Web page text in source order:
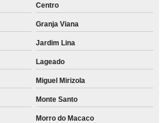
Centro
Granja Viana
Jardim Lina
Lageado
Miguel Mirizola
Monte Santo
Morro do Macaco